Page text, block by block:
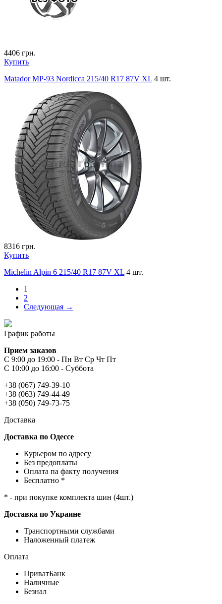
4406 грн.
Купить
Matador MP-93 Nordicca 215/40 R17 87V XL 4 шт.
8316 грн.
Купить
Michelin Alpin 6 215/40 R17 87V XL 4 шт.
1
2
Следующая →
График работы
Прием заказов
С 9:00 до 19:00 - Пн Вт Ср Чт Пт
С 10:00 до 16:00 - Суббота
+38 (067) 749-39-10
+38 (063) 749-44-49
+38 (050) 749-73-75
Доставка
Доставка по Одессе
Курьером по адресу
Без предоплаты
Оплата па факту получения
Бесплатно *
* - при покупке комплекта шин (4шт.)
Доставка по Украине
Транспортными службами
Наложенный платеж
Оплата
ПриватБанк
Наличные
Безнал